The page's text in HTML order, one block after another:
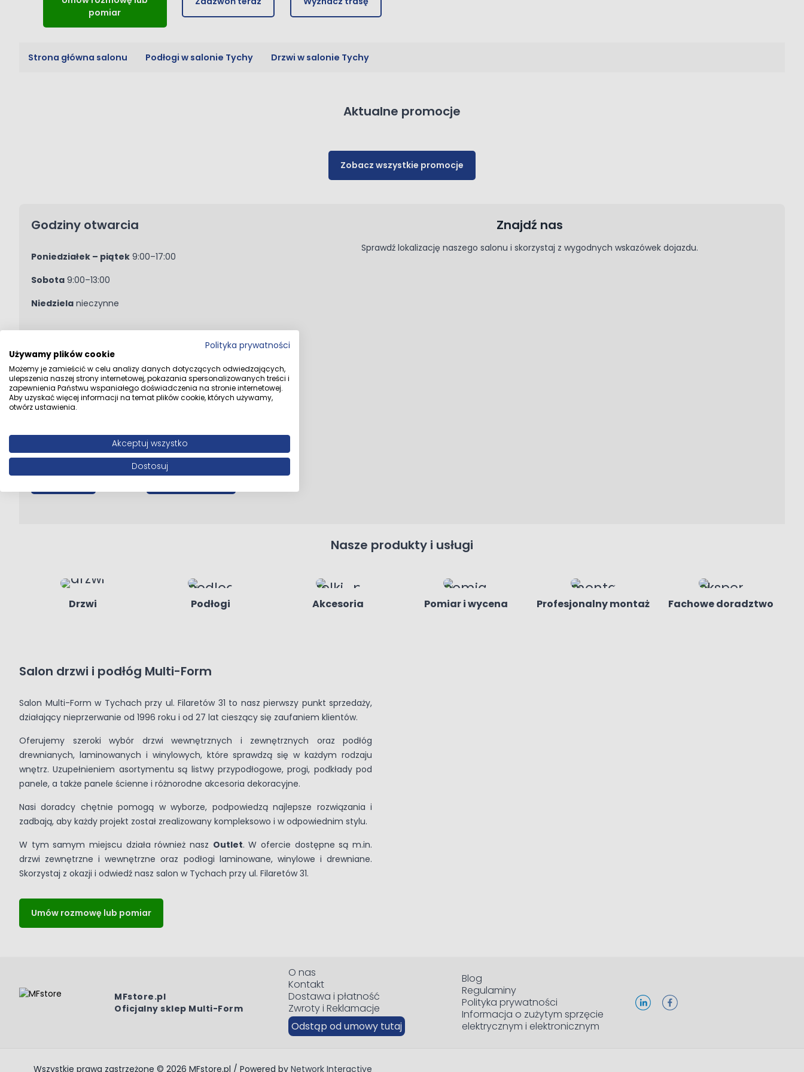
pomiar
Strona główna salonu Podłogi w salonie Tychy Drzwi w salonie Tychy
Aktualne promocje
Zobacz wszystkie promocje
Godziny otwarcia
Poniedziałek – piątek 9:00–17:00
Sobota 9:00–13:00
Niedziela nieczynne
Adresul. Filaretów 31, 43-100 Tychy
E-mailsklep.filaretow@multiform.pl
Zadzwoń Wyznacz trasę
Znajdź nas
Sprawdź lokalizację naszego salonu i skorzystaj z wygodnych wskazówek dojazdu.
Nasze produkty i usługi
Drzwi Podłogi Akcesoria Pomiar i wycena Profesjonalny montaż Fachowe doradztwo
Salon drzwi i podłóg Multi-Form
Salon Multi-Form w Tychach przy ul. Filaretów 31 to nasz pierwszy punkt sprzedaży,
działający nieprzerwanie od 1996 roku i od 27 lat cieszący się zaufaniem klientów.
Oferujemy szeroki wybór drzwi wewnętrznych i zewnętrznych oraz podłóg
drewnianych, laminowanych i winylowych, które sprawdzą się w każdym rodzaju
wnętrz. Uzupełnieniem asortymentu są listwy przypodłogowe, progi, podkłady pod
panele, a także panele ścienne i różnorodne akcesoria dekoracyjne.
Nasi doradcy chętnie pomogą w wyborze, podpowiedzą najlepsze rozwiązania i
zadbają, aby każdy projekt został zrealizowany kompleksowo i w odpowiednim stylu.
W tym samym miejscu działa również nasz Outlet. W ofercie dostępne są m.in.
drzwi zewnętrzne i wewnętrzne oraz podłogi laminowane, winylowe i drewniane.
Skorzystaj z okazji i odwiedź nasz salon w Tychach przy ul. Filaretów 31.
Umów rozmowę lub pomiar
MFstore.pl
Oficjalny sklep Multi-Form
O nas
Kontakt
Dostawa i płatność
Zwroty i Reklamacje
Odstąp od umowy tutaj
Blog
Regulaminy
Polityka prywatności
Informacja o zużytym sprzęcie
elektrycznym i elektronicznym
Wszystkie prawa zastrzeżone © 2026 MFstore.pl / Powered by Network Interactive
Polityka prywatności
Używamy plików cookie
Możemy je zamieścić w celu analizy danych dotyczących odwiedzających,
ulepszenia naszej strony internetowej, pokazania spersonalizowanych treści i
zapewnienia Państwu wspaniałego doświadczenia na stronie internetowej.
Aby uzyskać więcej informacji na temat plików cookie, których używamy,
otwórz ustawienia.
Akceptuj wszystko
Dostosuj